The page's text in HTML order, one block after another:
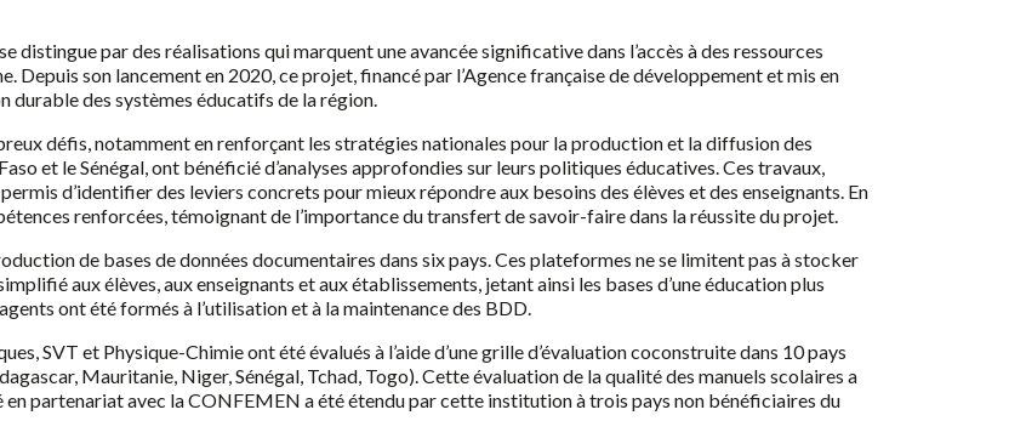
distingue par des réalisations qui marquent une avancée significative dans l’accès à des ressources
Depuis son lancement en 2020, ce projet, financé par l’Agence française de développement et mis en
durable des systèmes éducatifs de la région.
défis, notamment en renforçant les stratégies nationales pour la production et la diffusion des
et le Sénégal, ont bénéficié d’analyses approfondies sur leurs politiques éducatives. Ces travaux,
d’identifier des leviers concrets pour mieux répondre aux besoins des élèves et des enseignants. En
renforcées, témoignant de l’importance du transfert de savoir-faire dans la réussite du projet.
de bases de données documentaires dans six pays. Ces plateformes ne se limitent pas à stocker
aux élèves, aux enseignants et aux établissements, jetant ainsi les bases d’une éducation plus
ont été formés à l’utilisation et à la maintenance des BDD.
SVT et Physique-Chimie ont été évalués à l’aide d’une grille d’évaluation coconstruite dans 10 pays
Mauritanie, Niger, Sénégal, Tchad, Togo). Cette évaluation de la qualité des manuels scolaires a
partenariat avec la CONFEMEN a été étendu par cette institution à trois pays non bénéficiaires du